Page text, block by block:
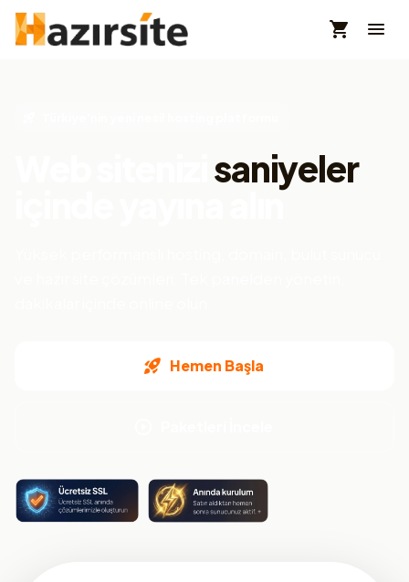
saniyeler
içinde yayına alın
Hemen Başla